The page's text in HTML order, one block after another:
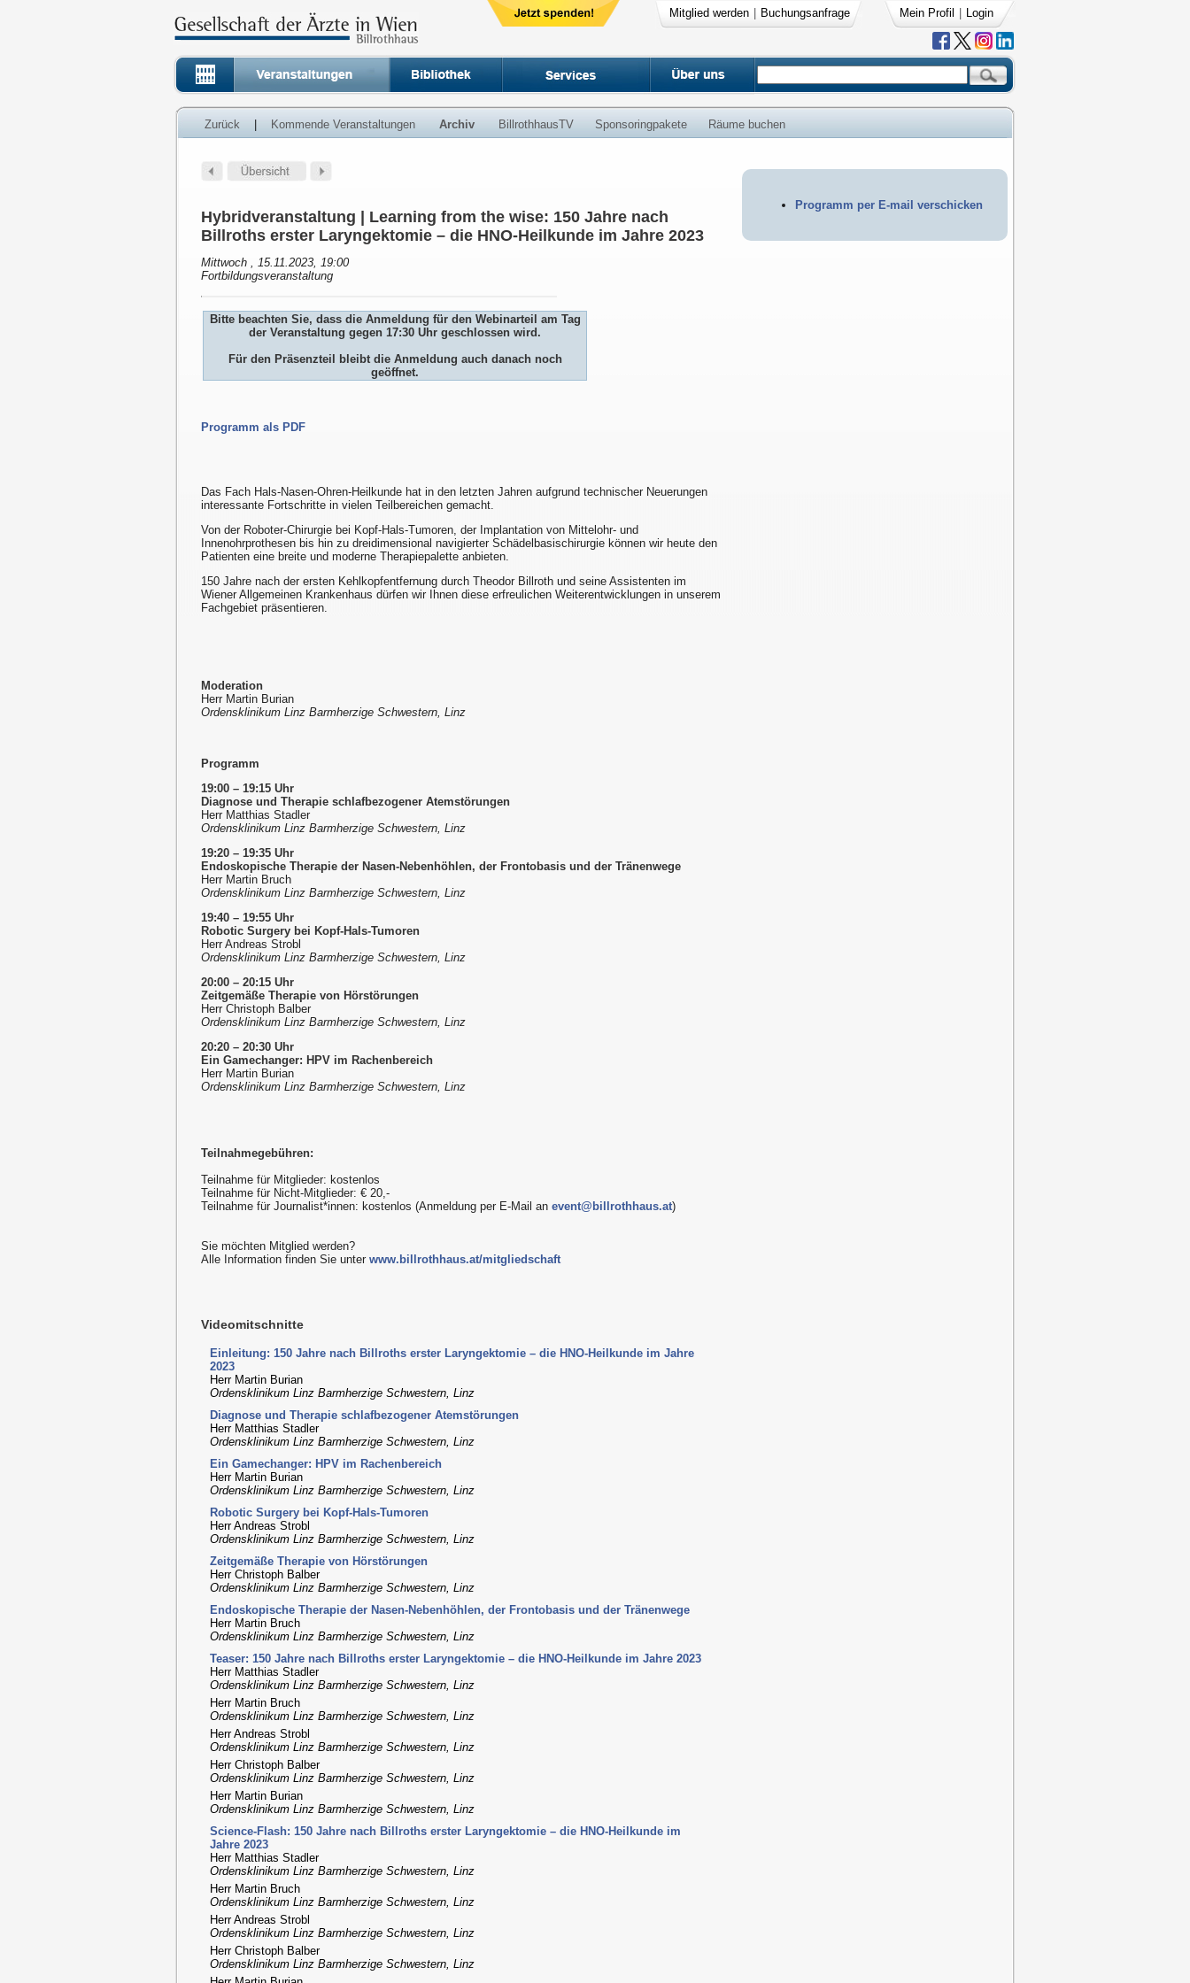
Mitglied werden Buchungsanfrage Mein Profil Login
Zurück Kommende Veranstaltungen Archiv BillrothhausTV Sponsoringpakete Räume buchen
Programm per E-mail verschicken
Hybridveranstaltung | Learning from the wise: 150 Jahre nach
Billroths erster Laryngektomie – die HNO-Heilkunde im Jahre 2023
Mittwoch , 15.11.2023, 19:00
Fortbildungsveranstaltung
Bitte beachten Sie, dass die Anmeldung für den Webinarteil am Tag
der Veranstaltung gegen 17:30 Uhr geschlossen wird.
Für den Präsenzteil bleibt die Anmeldung auch danach noch
geöffnet.
Programm als PDF
Das Fach Hals-Nasen-Ohren-Heilkunde hat in den letzten Jahren aufgrund technischer Neuerungen
interessante Fortschritte in vielen Teilbereichen gemacht.
Von der Roboter-Chirurgie bei Kopf-Hals-Tumoren, der Implantation von Mittelohr- und
Innenohrprothesen bis hin zu dreidimensional navigierter Schädelbasischirurgie können wir heute den
Patienten eine breite und moderne Therapiepalette anbieten.
150 Jahre nach der ersten Kehlkopfentfernung durch Theodor Billroth und seine Assistenten im
Wiener Allgemeinen Krankenhaus dürfen wir Ihnen diese erfreulichen Weiterentwicklungen in unserem
Fachgebiet präsentieren.
Moderation
Herr Martin Burian
Ordensklinikum Linz Barmherzige Schwestern, Linz
Programm
19:00 – 19:15 Uhr
Diagnose und Therapie schlafbezogener Atemstörungen
Herr Matthias Stadler
Ordensklinikum Linz Barmherzige Schwestern, Linz
19:20 – 19:35 Uhr
Endoskopische Therapie der Nasen-Nebenhöhlen, der Frontobasis und der Tränenwege
Herr Martin Bruch
Ordensklinikum Linz Barmherzige Schwestern, Linz
19:40 – 19:55 Uhr
Robotic Surgery bei Kopf-Hals-Tumoren
Herr Andreas Strobl
Ordensklinikum Linz Barmherzige Schwestern, Linz
20:00 – 20:15 Uhr
Zeitgemäße Therapie von Hörstörungen
Herr Christoph Balber
Ordensklinikum Linz Barmherzige Schwestern, Linz
20:20 – 20:30 Uhr
Ein Gamechanger: HPV im Rachenbereich
Herr Martin Burian
Ordensklinikum Linz Barmherzige Schwestern, Linz
Teilnahmegebühren:
Teilnahme für Mitglieder: kostenlos
Teilnahme für Nicht-Mitglieder: € 20,-
Teilnahme für Journalist*innen: kostenlos (Anmeldung per E-Mail an event@billrothhaus.at)
Sie möchten Mitglied werden?
Alle Information finden Sie unter www.billrothhaus.at/mitgliedschaft
Videomitschnitte
Einleitung: 150 Jahre nach Billroths erster Laryngektomie – die HNO-Heilkunde im Jahre
2023
Herr Martin Burian
Ordensklinikum Linz Barmherzige Schwestern, Linz
Diagnose und Therapie schlafbezogener Atemstörungen
Herr Matthias Stadler
Ordensklinikum Linz Barmherzige Schwestern, Linz
Ein Gamechanger: HPV im Rachenbereich
Herr Martin Burian
Ordensklinikum Linz Barmherzige Schwestern, Linz
Robotic Surgery bei Kopf-Hals-Tumoren
Herr Andreas Strobl
Ordensklinikum Linz Barmherzige Schwestern, Linz
Zeitgemäße Therapie von Hörstörungen
Herr Christoph Balber
Ordensklinikum Linz Barmherzige Schwestern, Linz
Endoskopische Therapie der Nasen-Nebenhöhlen, der Frontobasis und der Tränenwege
Herr Martin Bruch
Ordensklinikum Linz Barmherzige Schwestern, Linz
Teaser: 150 Jahre nach Billroths erster Laryngektomie – die HNO-Heilkunde im Jahre 2023
Herr Matthias Stadler
Ordensklinikum Linz Barmherzige Schwestern, Linz
Herr Martin Bruch
Ordensklinikum Linz Barmherzige Schwestern, Linz
Herr Andreas Strobl
Ordensklinikum Linz Barmherzige Schwestern, Linz
Herr Christoph Balber
Ordensklinikum Linz Barmherzige Schwestern, Linz
Herr Martin Burian
Ordensklinikum Linz Barmherzige Schwestern, Linz
Science-Flash: 150 Jahre nach Billroths erster Laryngektomie – die HNO-Heilkunde im
Jahre 2023
Herr Matthias Stadler
Ordensklinikum Linz Barmherzige Schwestern, Linz
Herr Martin Bruch
Ordensklinikum Linz Barmherzige Schwestern, Linz
Herr Andreas Strobl
Ordensklinikum Linz Barmherzige Schwestern, Linz
Herr Christoph Balber
Ordensklinikum Linz Barmherzige Schwestern, Linz